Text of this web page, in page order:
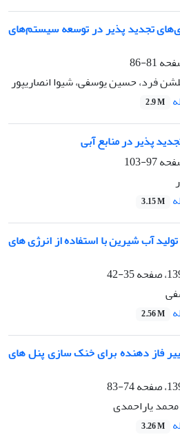
تجدید پذیر در توسعه سیستم‌های
81-86
فرد، حسین یوسفی، شیوا انصاریپور
2.9 M
پذیر در منابع آبی
97-103
3.15 M
آب شیرین با استفاده از انرژی های
35-42
2.56 M
فاز دهنده برای خنک سازی پنل های
74-83
یاراحمدی
3.26 M